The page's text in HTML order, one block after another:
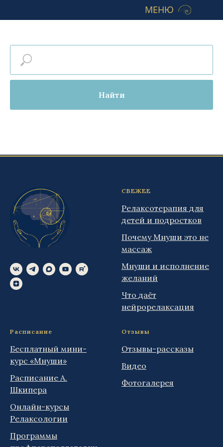
МЕНЮ
Найти
СВЕЖЕЕ
Релаксотерапия для
детей и подростков
Почему Мнуши это не
массаж
Мнуши и исполнение
желаний
Что даёт
нейрорелаксация
Расписание
Бесплатный мини-
курс «Мнуши»
Расписание А.
Шкипера
Онлайн-курсы
Релаксологии
Программы
Отзывы
Отзывы-рассказы
Видео
Фотогалерея